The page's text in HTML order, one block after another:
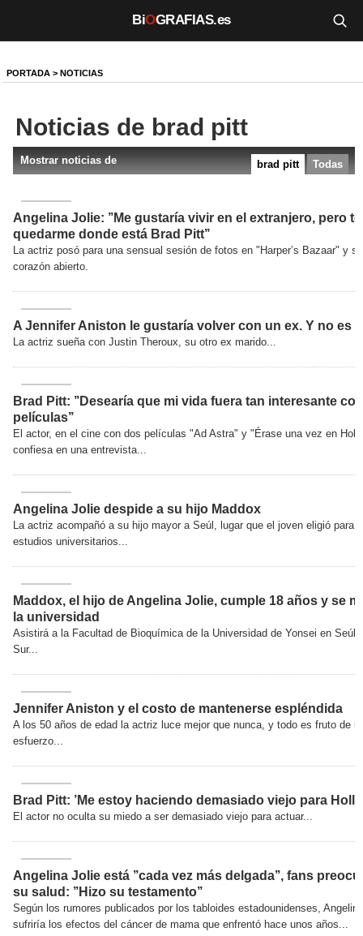
BiOGRAFIAS.es
TV
Un día como hoy
Videos
PORTADA > NOTICIAS
Noticias de brad pitt
Mostrar noticias de Todas
brad pitt
Angelina Jolie: ’’Me gustaría vivir en el extranjero, pero
quedarme donde está Brad Pitt’’
La actriz posó para una sensual sesión de fotos en "Harperʼs Bazaar" y
corazón abierto.
A Jennifer Aniston le gustaría volver con un ex. Y no es
La actriz sueña con Justin Theroux, su otro ex marido...
Brad Pitt: ’’Desearía que mi vida fuera tan interesante
películas’’
El actor, en el cine con dos películas "Ad Astra" y "Érase una vez en
confiesa en una entrevista...
Angelina Jolie despide a su hijo Maddox
La actriz acompañó a su hijo mayor a Seúl, lugar que el joven eligió para
estudios universitarios...
Maddox, el hijo de Angelina Jolie, cumple 18 años y se
la universidad
Asistirá a la Facultad de Bioquímica de la Universidad de Yonsei en Seúl,
Sur...
Jennifer Aniston y el costo de mantenerse espléndida
A los 50 años de edad la actriz luce mejor que nunca, y todo es fruto de
esfuerzo...
Brad Pitt: ’Me estoy haciendo demasiado viejo para
El actor no oculta su miedo a ser demasiado viejo para actuar...
Angelina Jolie está ’’cada vez más delgada’’, fans
su salud: ’’Hizo su testamento’’
Según los rumores publicados por los tabloides estadounidenses,
sufriría los efectos del cáncer de mama que enfrentó hace unos años...